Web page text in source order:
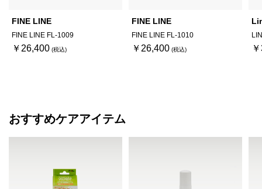
FINE LINE
FINE LINE FL-1009
￥26,400
FINE LINE
FINE LINE FL-1010
￥26,400
おすすめケアアイテム